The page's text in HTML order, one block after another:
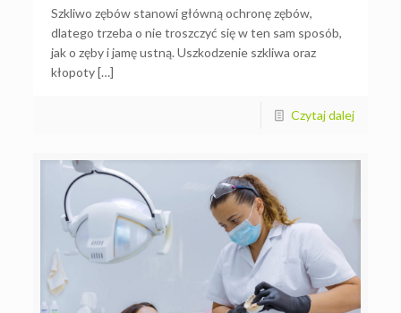
Szkliwo zębów stanowi główną ochronę zębów,
dlatego trzeba o nie troszczyć się w ten sam sposób,
jak o zęby i jamę ustną. Uszkodzenie szkliwa oraz
kłopoty […]
Czytaj dalej